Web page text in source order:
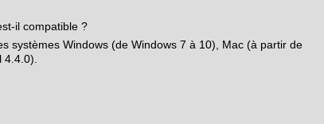
il compatible ?
systèmes Windows (de Windows 7 à 10), Mac (à partir de